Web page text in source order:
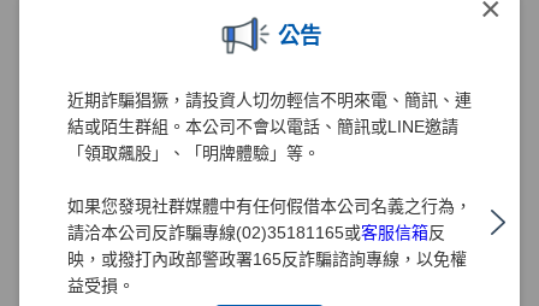
×
公告
近期詐騙猖獗，請投資人切勿輕信不明來電、簡訊、連
結或陌生群組。本公司不會以電話、簡訊或LINE邀請
「領取飆股」、「明牌體驗」等。
如果您發現社群媒體中有任何假借本公司名義之行為，
請洽本公司反詐騙專線(02)35181165或客服信箱反
映，或撥打內政部警政署165反詐騙諮詢專線，以免權
益受損。
永續金融 - 掌握先機、創造財富、誠信服務、保障
元大證券致力於提供投資人創新與高品質的金融服
務且從未懈怠，多年來秉持著「掌握先機、創造財
富、誠信服務、保障權益」的經營理念努力，在深
司治理、客戶權益、員工照護、環境永續及社會公
益等領域的正向發展。元大證券同時正視氣候及社
會變遷帶來的風險、機會與挑戰，透過長期規劃並
系統性地投入永續作為於金融商品及服務，以對社